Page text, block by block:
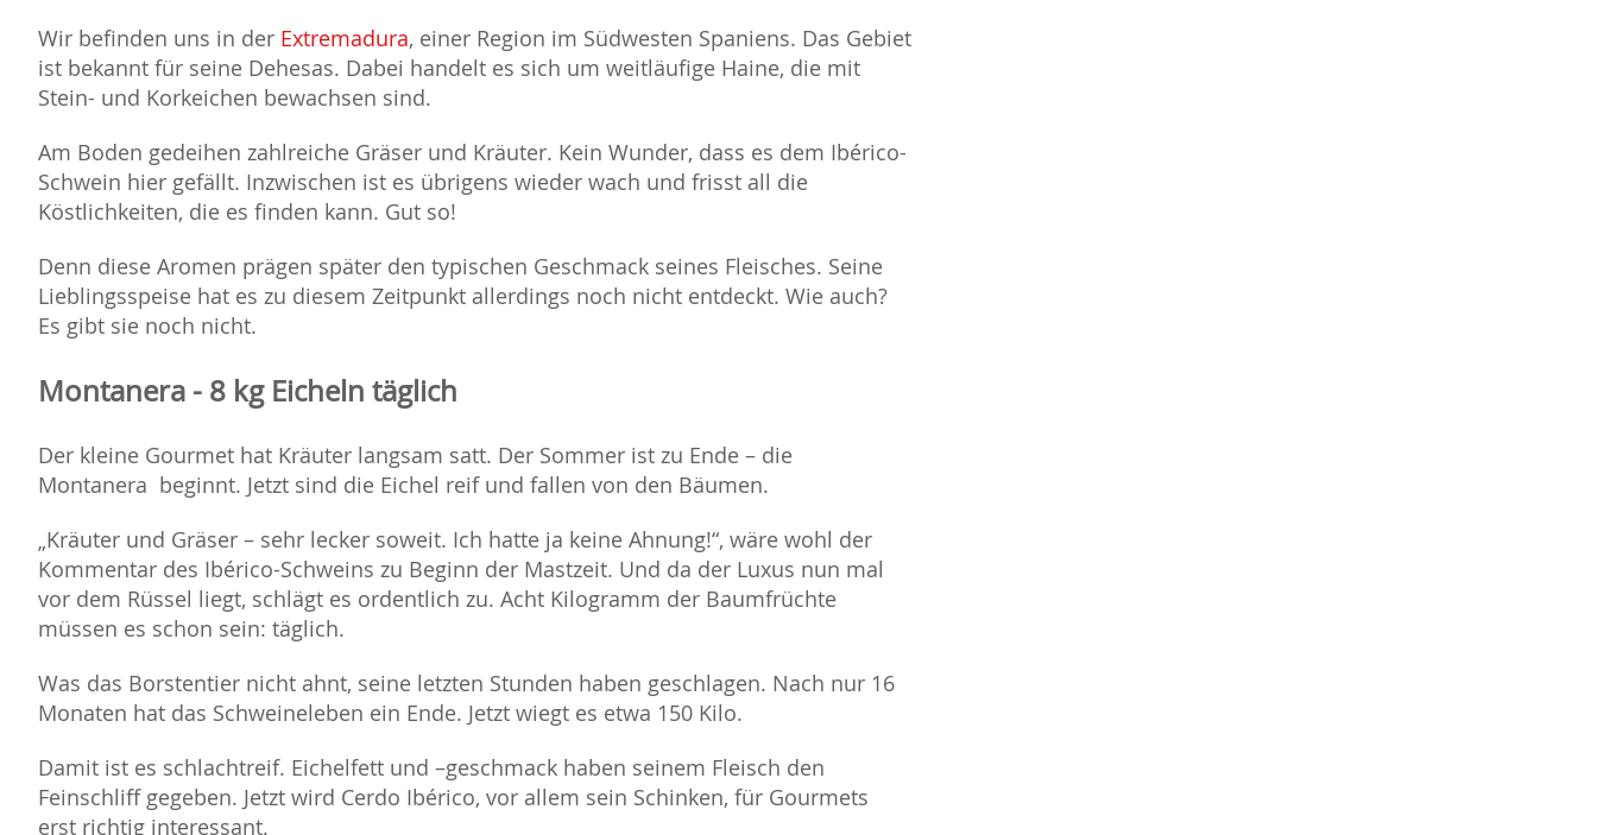
Wir befinden uns in der Extremadura, einer Region im Südwesten Spaniens. Das Gebiet
ist bekannt für seine Dehesas. Dabei handelt es sich um weitläufige Haine, die mit
Stein- und Korkeichen bewachsen sind.
Am Boden gedeihen zahlreiche Gräser und Kräuter. Kein Wunder, dass es dem Ibérico-
Schwein hier gefällt. Inzwischen ist es übrigens wieder wach und frisst all die
Köstlichkeiten, die es finden kann. Gut so!
Denn diese Aromen prägen später den typischen Geschmack seines Fleisches. Seine
Lieblingsspeise hat es zu diesem Zeitpunkt allerdings noch nicht entdeckt. Wie auch?
Es gibt sie noch nicht.
Montanera - 8 kg Eicheln täglich
Der kleine Gourmet hat Kräuter langsam satt. Der Sommer ist zu Ende – die
Montanera beginnt. Jetzt sind die Eichel reif und fallen von den Bäumen.
Kräuter und Gräser – sehr lecker soweit. Ich hatte ja keine Ahnung!“, wäre wohl der
Kommentar des Ibérico-Schweins zu Beginn der Mastzeit. Und da der Luxus nun mal
vor dem Rüssel liegt, schlägt es ordentlich zu. Acht Kilogramm der Baumfrüchte
müssen es schon sein: täglich.
Was das Borstentier nicht ahnt, seine letzten Stunden haben geschlagen. Nach nur 16
Monaten hat das Schweineleben ein Ende. Jetzt wiegt es etwa 150 Kilo.
Damit ist es schlachtreif. Eichelfett und –geschmack haben seinem Fleisch den
Feinschliff gegeben. Jetzt wird Cerdo Ibérico, vor allem sein Schinken, für Gourmets
erst richtig interessant.